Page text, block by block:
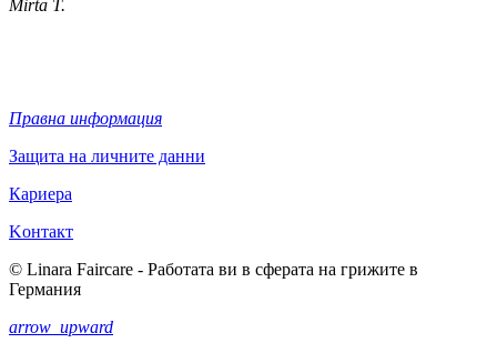
Mirta T.
Правна информация
Защита на личните данни
Кариера
Kонтакт
© Linara Faircare - Работата ви в сферата на грижите в
Германия
arrow_upward